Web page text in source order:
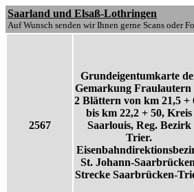
Saarland und Elsaß-Lothringen
Auf Wunsch senden wir Ihnen gerne Scans oder
2567
Grundeigentumkarte
Gemarkung Fraulautern
2 Blättern von km 21,5 +
bis km 22,2 + 50, Kreis
Saarlouis, Reg. Bezirk
Trier.
St. Johann-
Strecke Saarbrücken-